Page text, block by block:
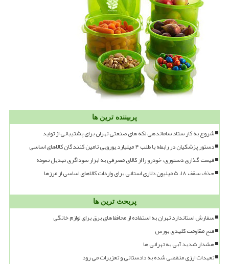
پربیننده ترین ها
شروع به کار ستاد ساماندهی لکه های صنعتی تهران برای پشتیبانی از تولید
دستور پزشکیان در رابطه با طلب ۴ میلیارد یورویی تامین کنندگان کالاهای اساسی
قیمت گذاری دستوری، خودرو را از کالای مصرفی به ابزار سوداگری تبدیل نموده
حذف سقف ۱۸، ۵ میلیون دلاری استانی برای واردات کالاهای اساسی از مرزها
پربحث ترین ها
سفارش استاندارد تهران به استفاده از محافظ های برق برای لوازم خانگی
فتح مقاومت کلیدی بورس
هشدار شدید آبی به تهرانی ها
تعهدات ارزی منقضی شده به دادستانی و تعزیرات می رود